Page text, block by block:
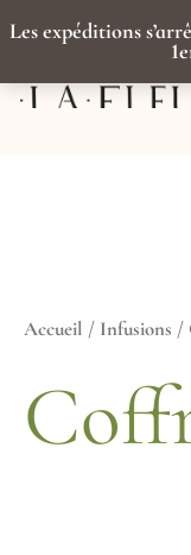
Les expéditions
au
contenu
Accueil / Infusions /